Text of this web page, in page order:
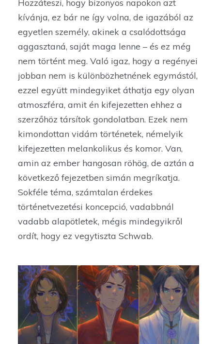
Hozzáteszi, hogy bizonyos napokon azt
kívánja, ez bár ne így volna, de igazából az
egyetlen személy, akinek a csalódottsága
aggasztaná, saját maga lenne – és ez még
nem történt meg. Való igaz, hogy a regényei
jobban nem is különbözhetnének egymástól,
ezzel együtt mindegyiket áthatja egy olyan
atmoszféra, amit én kifejezetten ehhez a
szerzőhöz társítok gondolatban. Ezek nem
kimondottan vidám történetek, némelyik
kifejezetten melankolikus és komor. Van,
amin az ember hangosan röhög, de aztán a
következő fejezetben simán megríkatja.
Sokféle téma, számtalan érdekes
történetvezetési koncepció, vadabbnál
vadabb alapötletek, mégis mindegyikről
ordít, hogy ez vegytiszta Schwab.